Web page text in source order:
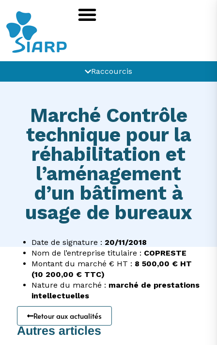
Raccourcis
Marché Contrôle
technique pour la
réhabilitation et
l’aménagement
d’un bâtiment à
usage de bureaux
Date de signature : 20/11/2018
Nom de l’entreprise titulaire : COPRESTE
Montant du marché € HT : 8 500,00 € HT
(10 200,00 € TTC)
Nature du marché : marché de prestations
intellectuelles
Retour aux actualités
Autres articles